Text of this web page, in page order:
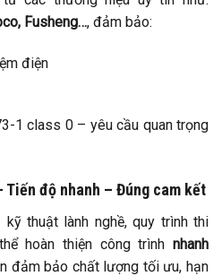
Fusheng…, đảm bảo:
điện
1 class 0 – yêu cầu quan trọng
Tiến độ nhanh – Đúng cam kết
thuật lành nghề, quy trình thi
hoàn thiện công trình nhanh
đảm bảo chất lượng tối ưu, hạn